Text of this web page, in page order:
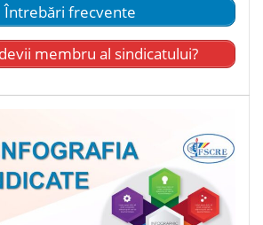
Întrebări frecvente
membru al sindicatului?